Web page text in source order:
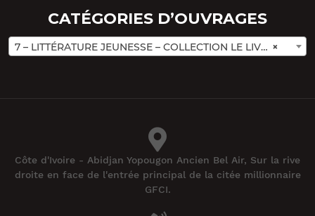
CATÉGORIES D’OUVRAGES
×
7 – LITTÉRATURE JEUNESSE – COLLECTION LE LIVRE MON AMI (40)
Côte d'Ivoire - Abidjan Yopougon Ancien Bel Air, Sur la rive
droite en face de l'entrée principal de la citée millionnaire
GFCI.